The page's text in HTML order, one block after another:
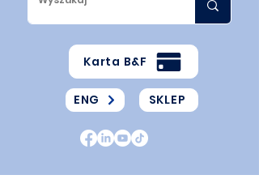
Karta B&F
ENG SKLEP